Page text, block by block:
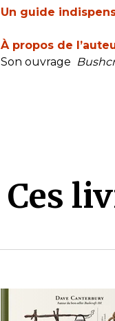
Un guide
À propos de
Son ouvrage
Ces